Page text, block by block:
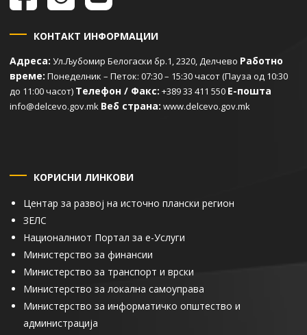
КОНТАКТ ИНФОРМАЦИИ
Адреса: Ул.Љубомир Белогаски бр.1, 2320, Делчево Работно
време: Понеделник – Петок: 07:30 – 15:30 часот (Пауза од 10:30
до 11:00 часот) Телефон / Факс: +389 33 411 550 Е-пошта
info@delcevo.gov.mk Веб страна: www.delcevo.gov.mk
КОРИСНИ ЛИНКОВИ
Центар за развој на источно плански регион
ЗЕЛС
Националниот Портал за е-Услуги
Министерство за финансии
Министерство за транспорт и врски
Министерство за локална самоуправа
Министерство за информатичко општество и
администрација